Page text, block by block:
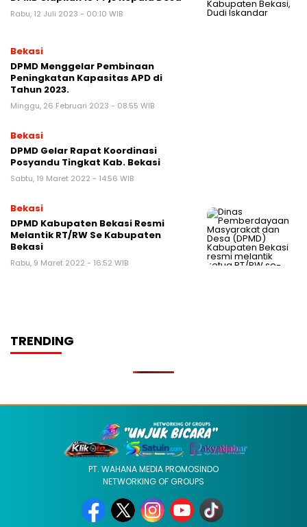
Rabu, 12 Juli 2023 - 00:10 WIB
Bekasi
DPMD Menggelar Pembinaan
Peningkatan Kapasitas APD di
Tahun 2023.
Minggu, 26 Februari 2023 - 08:55 WIB
Bekasi
DPMD Gelar Rapat Koordinasi
Posyandu Tingkat Kab. Bekasi
Sabtu, 19 Maret 2022 - 14:56 WIB
Bekasi
DPMD Kabupaten Bekasi Resmi
Melantik RT/RW Se Kabupaten
Bekasi
Rabu, 9 Maret 2022 - 16:52 WIB
TRENDING
PT. WAHANA MEDIA PROMOSINDO
NETWORKING OF GROUPS